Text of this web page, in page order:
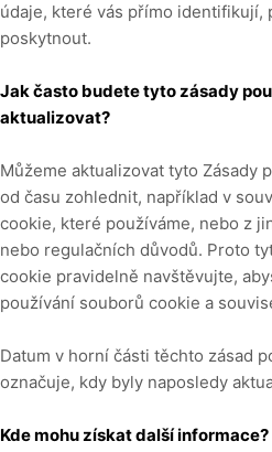
údaje, které vás přímo identifikují,
poskytnout.
Jak často budete tyto zásady
aktualizovat?
Můžeme aktualizovat tyto Zásady
od času zohlednit, například v
cookie, které používáme, nebo z
nebo regulačních důvodů. Proto
cookie pravidelně navštěvujte,
používání souborů cookie a
Datum v horní části těchto zásad
označuje, kdy byly naposledy
Kde mohu získat další informace?